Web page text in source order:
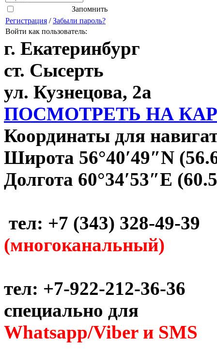
Запомнить
Регистрация /Забыли пароль?
Войти как пользователь:
г. Екатеринбург
ст. Сысерть
ул. Кузнецова, 2а
ПОСМОТРЕТЬ НА
Координаты для
Широта 56°40′49″N
Долгота 60°34′53″E
тел: +7 (343) 328-49-39
(многоканальный)
тел: +7-922-212-36-36
специально для
Whatsapp/Viber и SMS